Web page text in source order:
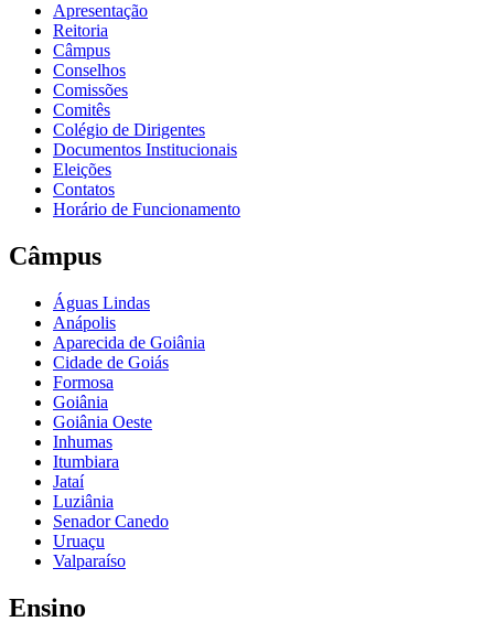
Apresentação
Reitoria
Câmpus
Conselhos
Comissões
Comitês
Colégio de Dirigentes
Documentos Institucionais
Eleições
Contatos
Horário de Funcionamento
Câmpus
Águas Lindas
Anápolis
Aparecida de Goiânia
Cidade de Goiás
Formosa
Goiânia
Goiânia Oeste
Inhumas
Itumbiara
Jataí
Luziânia
Senador Canedo
Uruaçu
Valparaíso
Ensino